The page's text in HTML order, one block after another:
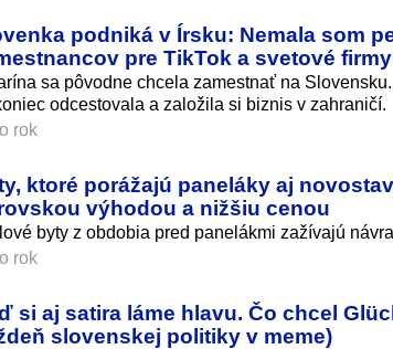
podniká v Írsku: Nemala som
pre TikTok a svetové firmy
sa pôvodne chcela zamestnať na
odcestovala a založila si biznis v zahraničí.
rok
ktoré porážajú paneláky aj
výhodou a nižšiu cenou
byty z obdobia pred panelákmi zažívajú
rok
si aj satira láme hlavu. Čo chcel
slovenskej politiky v meme)